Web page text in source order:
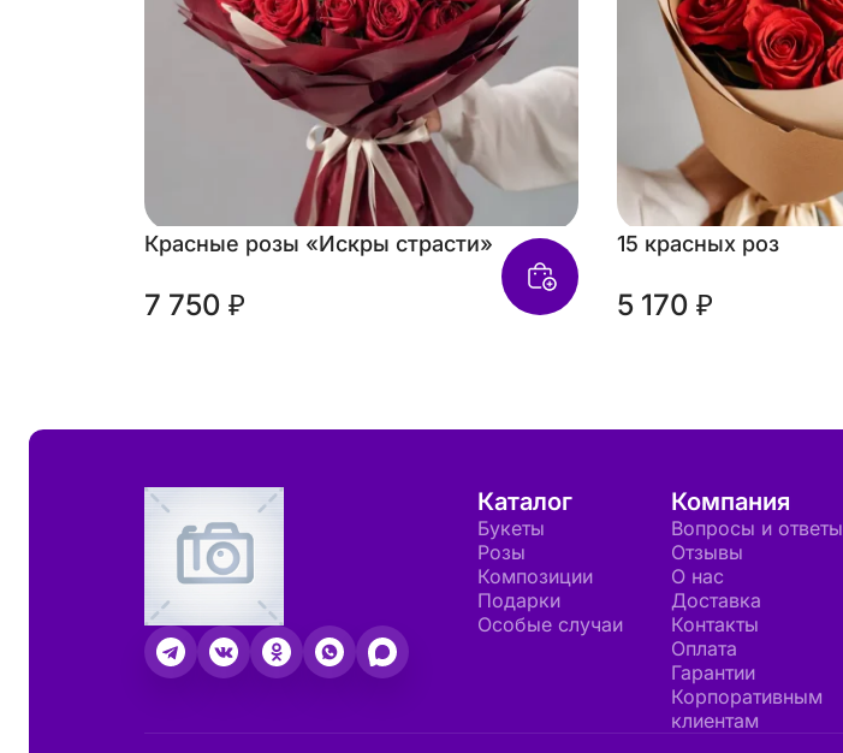
Красные розы «Искры страсти»
7 750 ₽
15 красных роз
5 170 ₽
Каталог
Букеты
Розы
Композиции
Подарки
Особые случаи
Компания
Вопросы и ответы
Отзывы
О нас
Доставка
Контакты
Оплата
Гарантии
Корпоративным
клиентам